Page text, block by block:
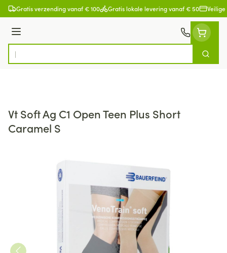
Ga naar de inhoud
Gratis verzending vanaf € 100 Gratis lokale levering vanaf € 50
Menu
Product, merk, categorie...
Zoek
Vt Soft Ag C1 Open Teen Plus Short
Caramel S